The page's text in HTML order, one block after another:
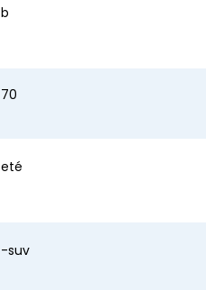
b
70
eté
-suv